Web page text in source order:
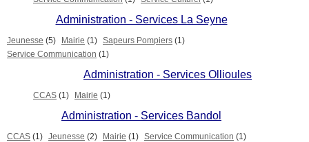
Administration - Services La Seyne
Jeunesse (5) Mairie (1) Sapeurs Pompiers (1)
Service Communication (1)
Administration - Services Ollioules
CCAS (1) Mairie (1)
Administration - Services Bandol
CCAS (1) Jeunesse (2) Mairie (1) Service Communication (1)